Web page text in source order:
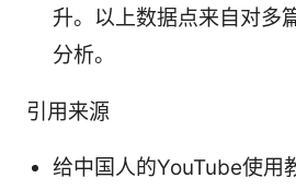
升。以上数据点来自对多
分析。
引用来源
给中国人的YouTube使用